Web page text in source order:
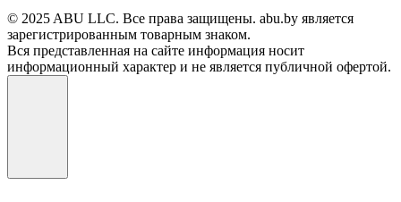
© 2025 ABU LLC. Все права защищены. abu.by является
зарегистрированным товарным знаком.
Вся представленная на сайте информация носит
информационный характер и не является публичной офертой.